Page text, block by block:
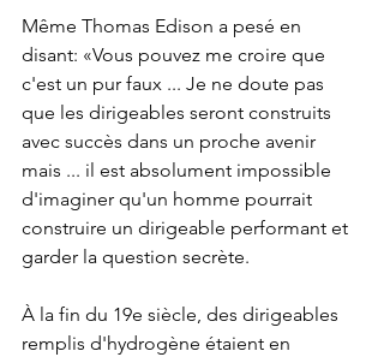
Même Thomas Edison a pesé en
disant: «Vous pouvez me croire que
c'est un pur faux ... Je ne doute pas
que les dirigeables seront construits
avec succès dans un proche avenir
mais ... il est absolument impossible
d'imaginer qu'un homme pourrait
construire un dirigeable performant et
garder la question secrète.
À la fin du 19e siècle, des dirigeables
remplis d'hydrogène étaient en